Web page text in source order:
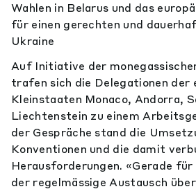
Wahlen in Belarus und das
für einen gerechten und
Ukraine
Auf Initiative der
trafen sich die Delegationen der
Kleinstaaten Monaco, Andorra,
Liechtenstein zu einem
der Gespräche stand die
Konventionen und die damit
Herausforderungen. «Gerade
der regelmässige Austausch